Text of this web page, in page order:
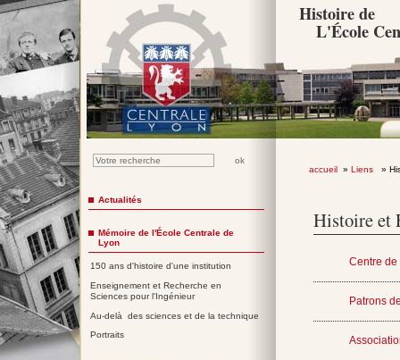
Histoire de
L'École
accueil» Liens »
Histoire et
Centre
Patrons
Actualités
Mémoire de l'École Centrale de
Lyon
150 ans d'histoire d'une institution
Enseignement et Recherche en
Sciences pour l'Ingénieur
Au-delà des sciences et de la technique
Portraits